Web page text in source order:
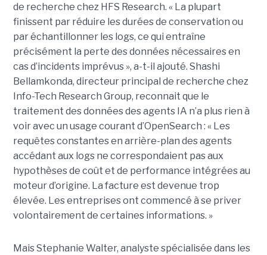
de recherche chez HFS Research. « La plupart
finissent par réduire les durées de conservation ou
par échantillonner les logs, ce qui entraîne
précisément la perte des données nécessaires en
cas d’incidents imprévus », a-t-il ajouté. Shashi
Bellamkonda, directeur principal de recherche chez
Info-Tech Research Group, reconnait que le
traitement des données des agents IA n’a plus rien à
voir avec un usage courant d’OpenSearch : « Les
requêtes constantes en arrière-plan des agents
accédant aux logs ne correspondaient pas aux
hypothèses de coût et de performance intégrées au
moteur d’origine. La facture est devenue trop
élevée. Les entreprises ont commencé à se priver
volontairement de certaines informations. »
Mais Stephanie Walter, analyste spécialisée dans les